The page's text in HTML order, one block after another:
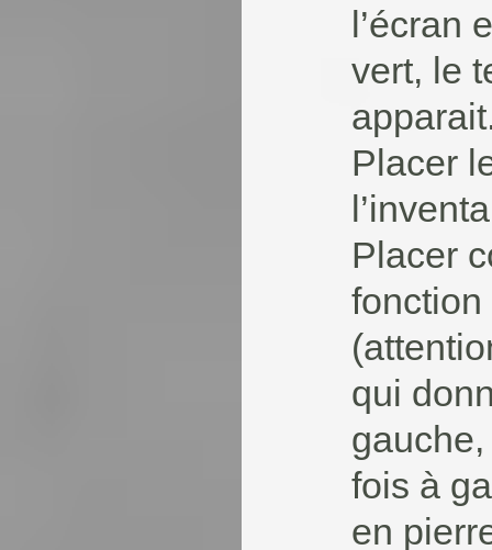
l’écran
vert, le
Placer
Placer
fonction
qui
fois à
en